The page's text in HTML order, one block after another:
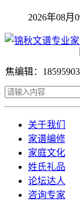
2026年08月
焦编辑：
关于我们
家谱编修
家庭文化
姓氏礼品
论坛达人
咨询专家